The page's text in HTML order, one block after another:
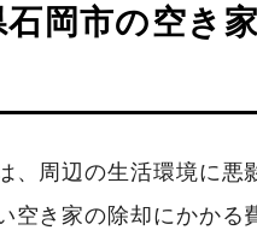
岡市の空き
、周辺の生活環境に悪
空き家の除却にかかる